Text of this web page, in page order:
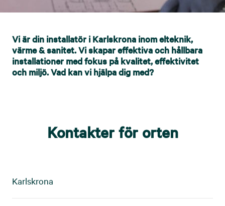
Vi är din installatör i Karlskrona inom elteknik,
värme & sanitet. Vi skapar effektiva och hållbara
installationer med fokus på kvalitet, effektivitet
och miljö. Vad kan vi hjälpa dig med?
Kontakter för orten
Karlskrona